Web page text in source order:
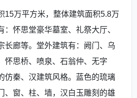
15万平方米，整体建筑面积5.8万
：怀思堂豪华墓室、礼祭大厅、
长廊等。堂外建筑有：阙门、乌
怀思桥、喷泉、石翁仲、无字
仿秦、汉建筑风格。蓝色的琉璃
、窗、柱、墙，汉白玉雕刻的雄